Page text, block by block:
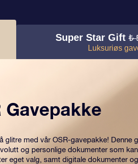
Super Star Gift₺
Luksuriøs
Gavepakke
glitre med vår OSR-gavepakke! Denne
og personlige dokumenter som
eget valg, samt digitale dokumenter